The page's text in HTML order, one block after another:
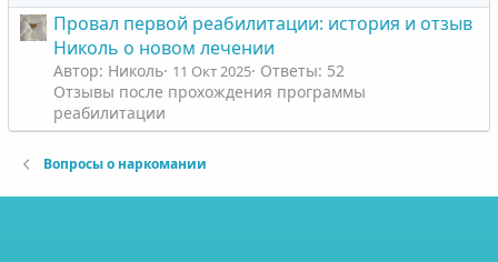
й
г
о
л
о
й
о
л
о
Провал первой реабилитации: история и отзыв
Николь о новом лечении
Автор: Николь 11 Окт 2025 Ответы: 52
Отзывы после прохождения программы
реабилитации
Вопросы о наркомании